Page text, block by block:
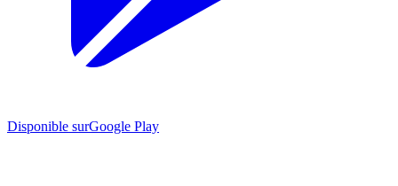
Disponible surGoogle Play